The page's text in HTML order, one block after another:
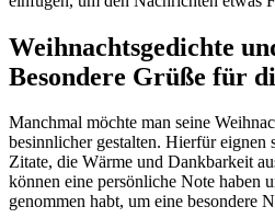
Weihnachtsgedichte
Besondere Grüße für
Manchmal möchte man seine
besinnlicher gestalten. Hierfür eignen
Zitate, die Wärme und Dankbarkeit
können eine persönliche Note haben
genommen habt, um eine besondere